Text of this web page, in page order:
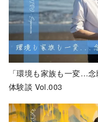
「環境も家族も一変…
体験談 Vol.003